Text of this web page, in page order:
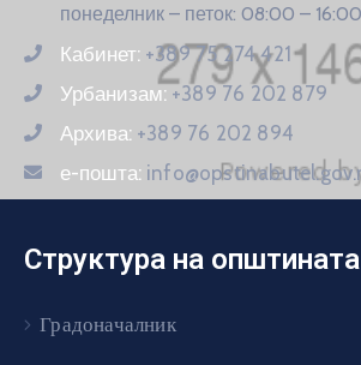
понеделник – петок: 08:00 –
Кабинет: +389 75 274 421
Урбанизам: +389 76 202 879
Архива: +389 76 202 894
е-пошта:
Структура на општината
Градоначалник